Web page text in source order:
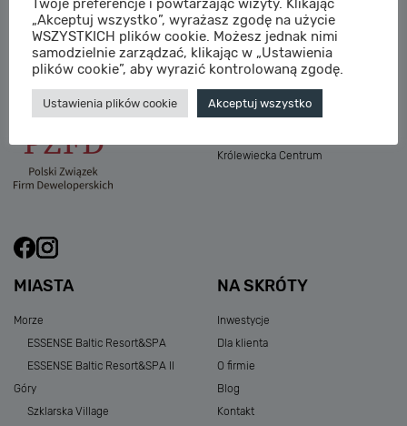
sprzedaz@sagaris.pl
Osada Nadolicka III
Dębowe Aleje III
Atria Nowe Żerniki
Szklarska Village
Osada Nadolicka I i II
Królewiecka Centrum
MIASTA
Morze
ESSENSE Baltic Resort&SPA
ESSENSE Baltic Resort&SPA II
Góry
Szklarska Village
NA SKRÓTY
Inwestycje
Dla klienta
O firmie
Blog
Kontakt
Twoje preferencje i powtarzając wizyty. Klikając
„Akceptuj wszystko”, wyrażasz zgodę na użycie
WSZYSTKICH plików cookie. Możesz jednak nimi
samodzielnie zarządzać, klikając w „Ustawienia
plików cookie”, aby wyrazić kontrolowaną zgodę.
Ustawienia plików cookie Akceptuj wszystko